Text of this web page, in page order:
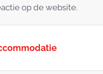
op de website.